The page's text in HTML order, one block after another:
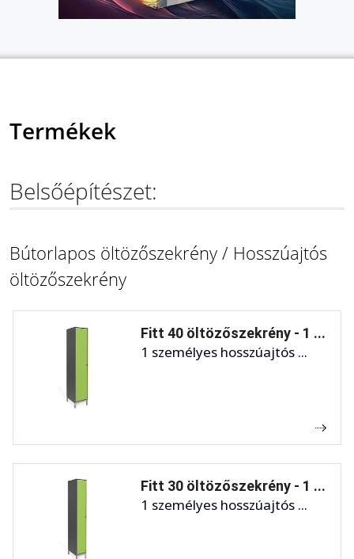
Termékek
Belsőépítészet:
Bútorlapos öltözőszekrény / Hosszúajtós
öltözőszekrény
Fitt 40 öltözőszekrény - 1 ...
1 személyes hosszúajtós ...
Fitt 30 öltözőszekrény - 1 ...
1 személyes hosszúajtós ...